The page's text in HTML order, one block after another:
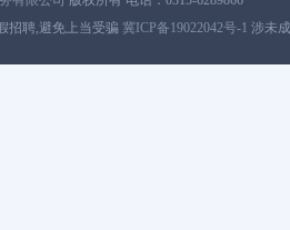
招聘,避免上当受骗 冀ICP备19022042号-1 涉未